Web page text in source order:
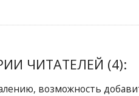
ЧИТАТЕЛЕЙ (4):
возможность